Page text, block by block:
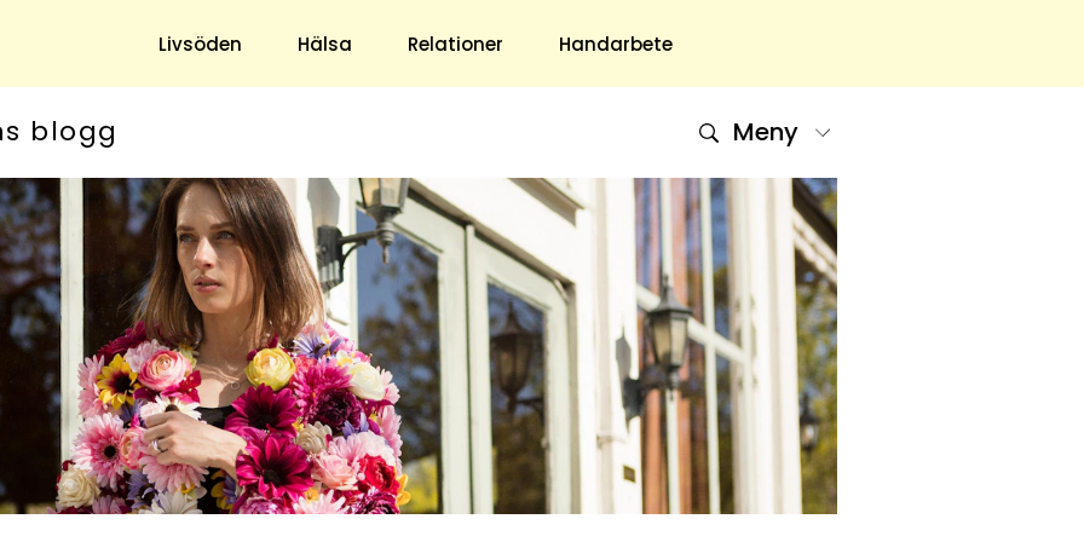
Livsöden Hälsa Relationer Handarbete
& Trädgård
& Dryck
& Antikt
- Gör Det Själv
Underhållning
Nöje
TV
Horoskop
Quiz
Om Oss
Om Oss & Kontakt
Tidningar Hos Allas.se
Nyhetsbrev
Om Cookies
Integritetspolicy
Skapa Konto
Hantera Preferenser
blogg Meny